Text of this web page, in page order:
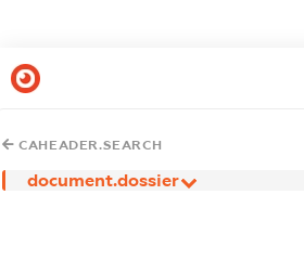
CAHEADER.SEARCH
document.dossier